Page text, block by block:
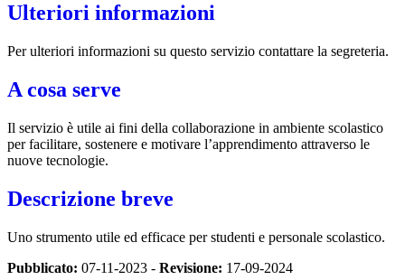
Ulteriori informazioni
Per ulteriori informazioni su questo servizio contattare la segreteria.
A cosa serve
Il servizio è utile ai fini della collaborazione in ambiente scolastico
per facilitare, sostenere e motivare l’apprendimento attraverso le
nuove tecnologie.
Descrizione breve
Uno strumento utile ed efficace per studenti e personale scolastico.
Pubblicato: 07-11-2023 - Revisione: 17-09-2024